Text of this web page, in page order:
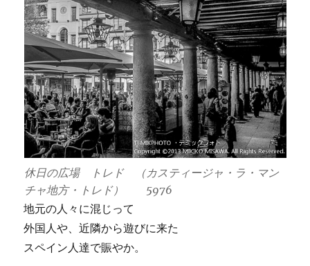
休日の広場 トレド （カスティージャ・ラ・マン
チャ地方・トレド） 5976
地元の人々に混じって
外国人や、近隣から遊びに来た
スペイン人達で賑やか。